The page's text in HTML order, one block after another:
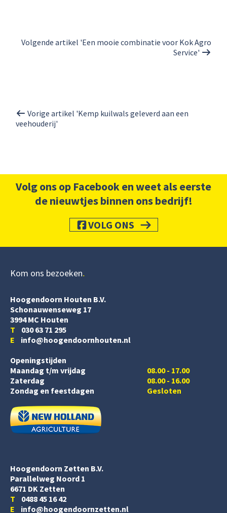
Volgende artikel 'Een mooie combinatie voor Kok Agro
Service'
Vorige artikel 'Kemp kuilwals geleverd aan een
veehouderij'
Volg ons op Facebook en weet als eerste
de nieuwtjes binnen ons bedrijf!
VOLG ONS
Kom ons bezoeken
Hoogendoorn Houten B.V.
Schonauwenseweg 17
3994 MC Houten
T 030 63 71 295
E info@hoogendoornhouten.nl
Openingstijden
Maandag t/m vrijdag
Zaterdag
08.00 - 17.00
08.00 - 16.00
Zondag en feestdagen
Gesloten
Hoogendoorn Zetten B.V.
Parallelweg Noord 1
6671 DK Zetten
T 0488 45 16 42
E info@hoogendoornzetten.nl